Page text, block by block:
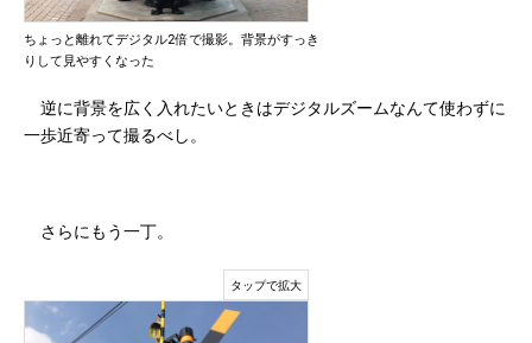
ちょっと離れてデジタル2倍で撮影。背景がすっき
りして見やすくなった
逆に背景を広く入れたいときはデジタルズームなんて使わずに
一歩近寄って撮るべし。
さらにもう一丁。